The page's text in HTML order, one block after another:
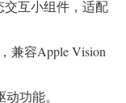
交互小组件，适配
兼容Apple Vision
功能。